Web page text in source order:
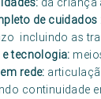
de cuidados
incluindo as
tecnologia:
rede:
continuidade